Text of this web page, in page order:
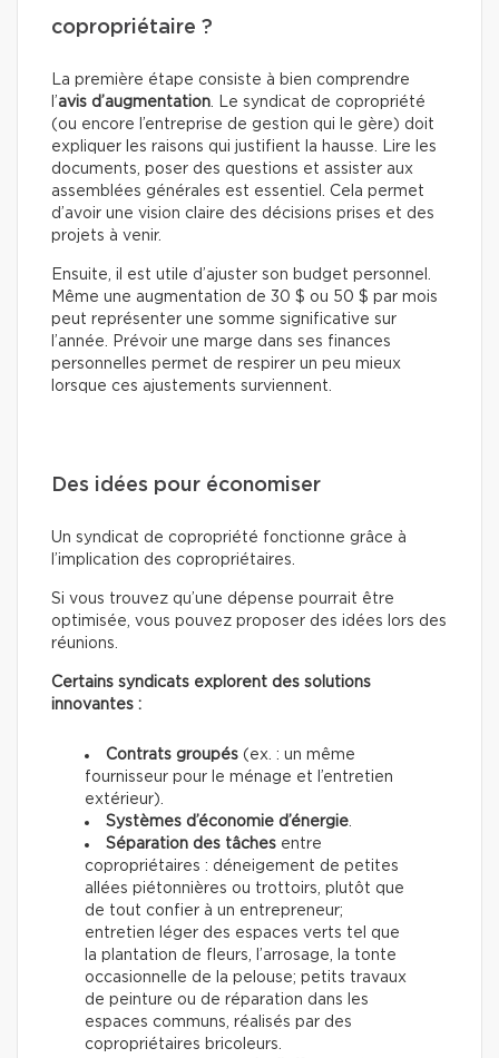
copropriétaire ?
La première étape consiste à bien comprendre
l’avis d’augmentation. Le syndicat de copropriété
(ou encore l’entreprise de gestion qui le gère) doit
expliquer les raisons qui justifient la hausse. Lire les
documents, poser des questions et assister aux
assemblées générales est essentiel. Cela permet
d’avoir une vision claire des décisions prises et des
projets à venir.
Ensuite, il est utile d’ajuster son budget personnel.
Même une augmentation de 30 $ ou 50 $ par mois
peut représenter une somme significative sur
l’année. Prévoir une marge dans ses finances
personnelles permet de respirer un peu mieux
lorsque ces ajustements surviennent.
Des idées pour économiser
Un syndicat de copropriété fonctionne grâce à
l’implication des copropriétaires.
Si vous trouvez qu’une dépense pourrait être
optimisée, vous pouvez proposer des idées lors des
réunions.
Certains syndicats explorent des solutions
innovantes :
Contrats groupés (ex. : un même
fournisseur pour le ménage et l’entretien
extérieur).
Systèmes d’économie d’énergie.
Séparation des tâches entre
copropriétaires : déneigement de petites
allées piétonnières ou trottoirs, plutôt que
de tout confier à un entrepreneur;
entretien léger des espaces verts tel que
la plantation de fleurs, l’arrosage, la tonte
occasionnelle de la pelouse; petits travaux
de peinture ou de réparation dans les
espaces communs, réalisés par des
copropriétaires bricoleurs.